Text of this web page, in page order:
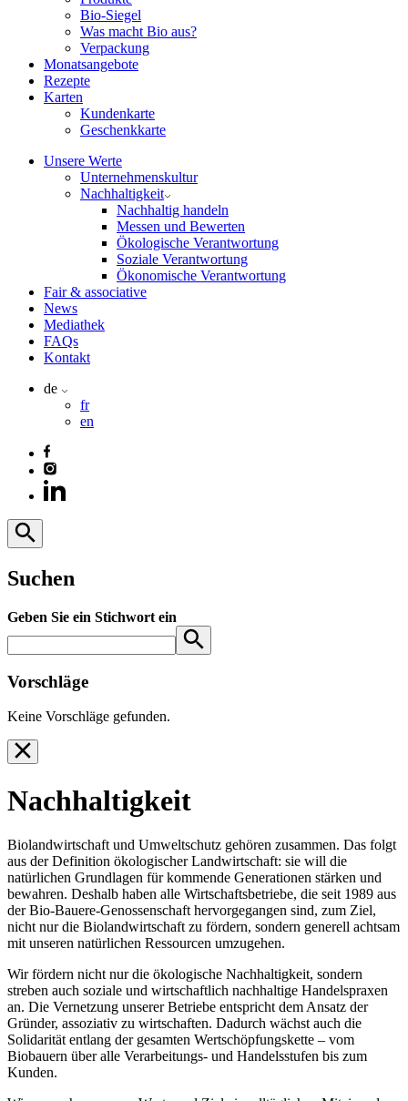
Bio-Siegel
Was macht Bio aus?
Verpackung
Monatsangebote
Rezepte
Karten
Kundenkarte
Geschenkkarte
Unsere Werte
Unternehmenskultur
Nachhaltigkeit
Nachhaltig handeln
Messen und Bewerten
Ökologische Verantwortung
Soziale Verantwortung
Ökonomische Verantwortung
Fair & associative
News
Mediathek
FAQs
Kontakt
de
fr
en
Suchen
Geben Sie ein Stichwort ein
Vorschläge
Keine Vorschläge gefunden.
Nachhaltigkeit
Biolandwirtschaft und Umweltschutz gehören zusammen. Das folgt
aus der Definition ökologischer Landwirtschaft: sie will die
natürlichen Grundlagen für kommende Generationen stärken und
bewahren. Deshalb haben alle Wirtschaftsbetriebe, die seit 1989 aus
der Bio-Bauere-Genossenschaft hervorgegangen sind, zum Ziel,
nicht nur die Biolandwirtschaft zu fördern, sondern generell achtsam
mit unseren natürlichen Ressourcen umzugehen.
Wir fördern nicht nur die ökologische Nachhaltigkeit, sondern
streben auch soziale und wirtschaftlich nachhaltige Handelspraxen
an. Die Vernetzung unserer Betriebe entspricht dem Ansatz der
Gründer, assoziativ zu wirtschaften. Dadurch wächst auch die
Solidarität entlang der gesamten Wertschöpfungskette – vom
Biobauern über alle Verarbeitungs- und Handelsstufen bis zum
Kunden.